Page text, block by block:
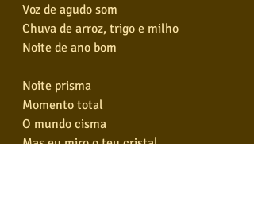
Voz de agudo som
Chuva de arroz, trigo e milho
Noite de ano bom
Noite prisma
Momento total
O mundo cisma
Mas eu miro o teu cristal